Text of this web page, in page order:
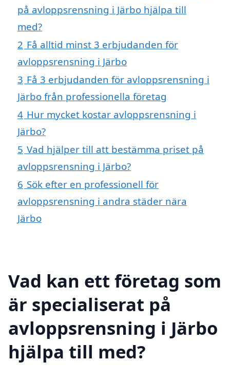
på avloppsrensning i Järbo hjälpa till
med?
2 Få alltid minst 3 erbjudanden för
avloppsrensning i Järbo
3 Få 3 erbjudanden för avloppsrensning i
Järbo från professionella företag
4 Hur mycket kostar avloppsrensning i
Järbo?
5 Vad hjälper till att bestämma priset på
avloppsrensning i Järbo?
6 Sök efter en professionell för
avloppsrensning i andra städer nära
Järbo
Vad kan ett företag som
är specialiserat på
avloppsrensning i Järbo
hjälpa till med?